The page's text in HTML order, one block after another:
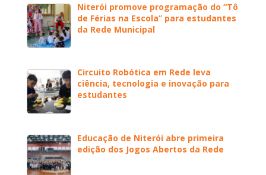
Niterói promove programação do “Tô
de Férias na Escola” para estudantes
da Rede Municipal
Circuito Robótica em Rede leva
ciência, tecnologia e inovação para
estudantes
Educação de Niterói abre primeira
edição dos Jogos Abertos da Rede